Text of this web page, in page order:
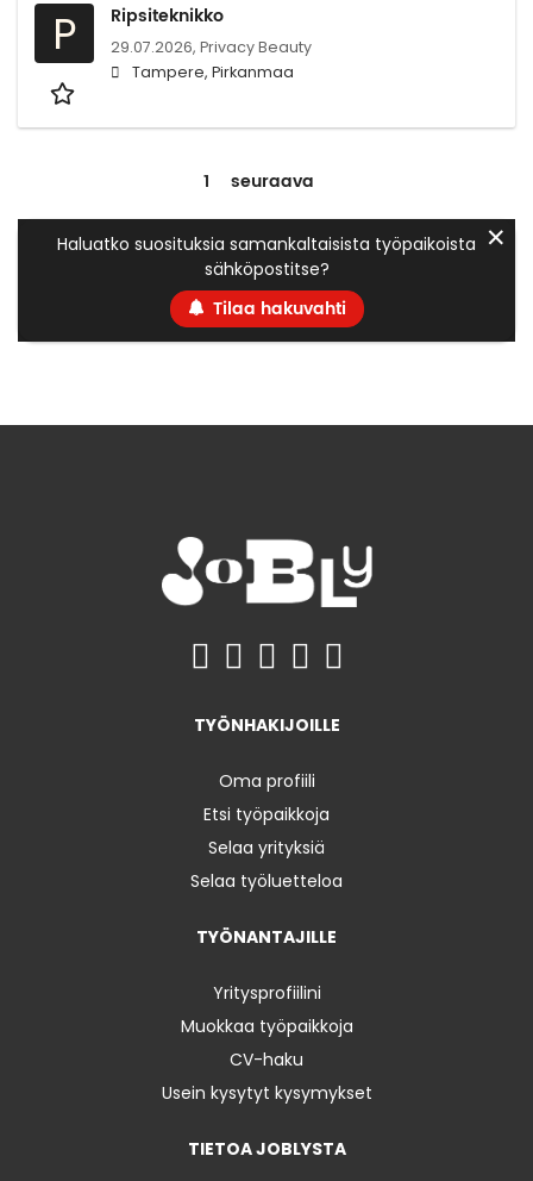
P Ripsiteknikko
29.07.2026, Privacy Beauty
Tampere, Pirkanmaa
1 seuraava
Haluatko suosituksia samankaltaisista työpaikoista
sähköpostitse?
Tilaa hakuvahti
✕
TYÖNHAKIJOILLE
Oma profiili
Etsi työpaikkoja
Selaa yrityksiä
Selaa työluetteloa
TYÖNANTAJILLE
Yritysprofiilini
Muokkaa työpaikkoja
CV-haku
Usein kysytyt kysymykset
TIETOA JOBLYSTA